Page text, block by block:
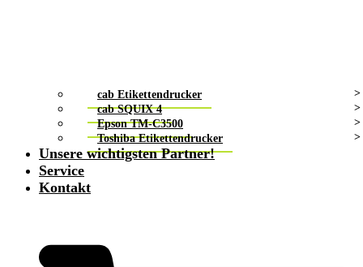
cab Etikettendrucker
cab SQUIX 4
Epson TM-C3500
Toshiba Etikettendrucker
Unsere wichtigsten Partner!
Service
Kontakt